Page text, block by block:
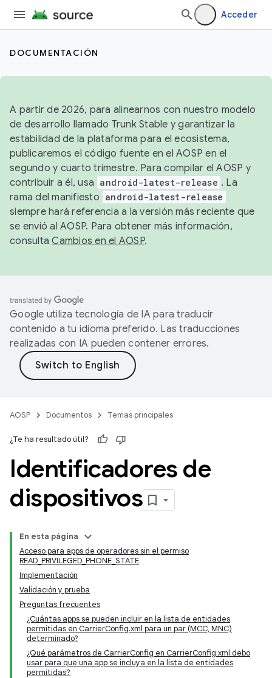
Acceder
DOCUMENTACIÓN
A partir de 2026, para alinearnos con nuestro modelo
de desarrollo llamado Trunk Stable y garantizar la
estabilidad de la plataforma para el ecosistema,
publicaremos el código fuente en el AOSP en el
segundo y cuarto trimestre. Para compilar el AOSP y
contribuir a él, usa android-latest-release . La
rama del manifiesto android-latest-release
siempre hará referencia a la versión más reciente que
se envió al AOSP. Para obtener más información,
consultaCambios en el AOSP.
Google utiliza tecnología de IA para traducir
contenido a tu idioma preferido. Las traducciones
realizadas con IA pueden contener errores.
AOSP Documentos Temas principales
¿Te ha resultado útil?
Identificadores de
dispositivos
En esta página
Acceso para apps de operadores sin el permiso
READ_PRIVILEGED_PHONE_STATE
Implementación
Validación y prueba
Preguntas frecuentes
¿Cuántas apps se pueden incluir en la lista de entidades
permitidas en CarrierConfig.xml para un par (MCC, MNC)
determinado?
¿Qué parámetros de CarrierConfig en CarrierConfig.xml debo
usar para que una app se incluya en la lista de entidades
permitidas?